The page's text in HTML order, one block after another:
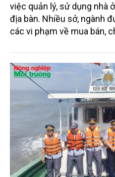
việc quản lý, sử dụng nhà
địa bàn. Nhiều sở, ngành
các vi phạm về mua bán,